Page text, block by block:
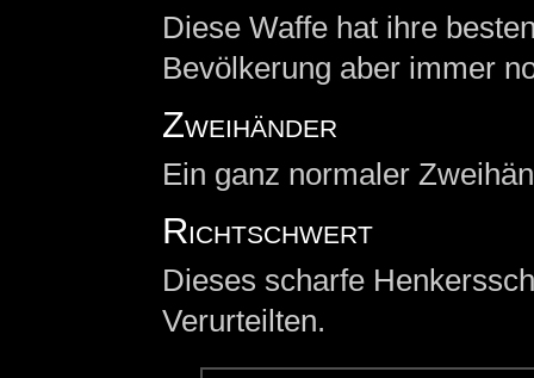
Diese Waffe hat ihre
Bevölkerung aber immer
Zweihänder
Ein ganz normaler
Richtschwert
Dieses scharfe
Verurteilten.